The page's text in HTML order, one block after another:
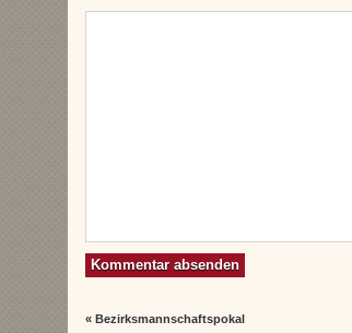
«Bezirksmannschaftspokal